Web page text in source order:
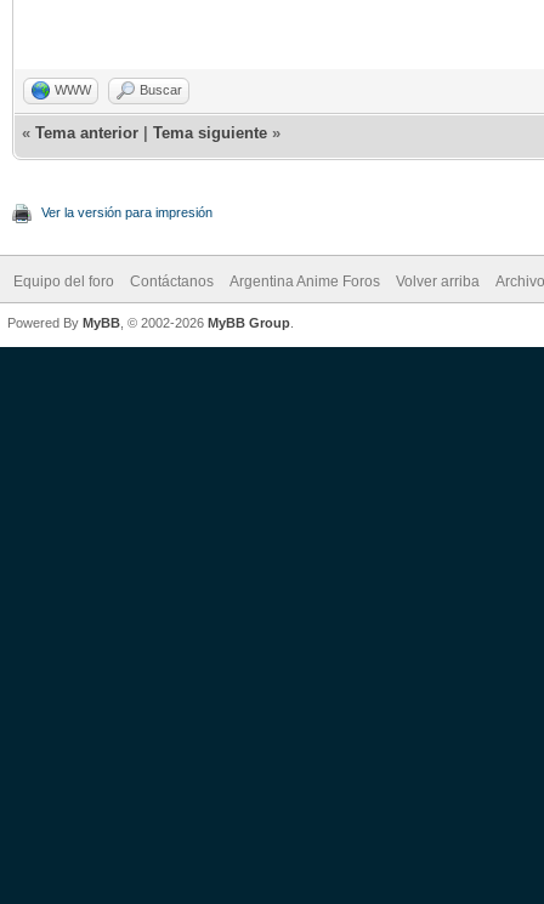
WWW Buscar
« Tema anterior Tema siguiente »
Ver la versión para impresión
Equipo del foro Contáctanos Argentina Anime Foros Volver arriba
Powered By MyBB , © 2002-2026 MyBB Group